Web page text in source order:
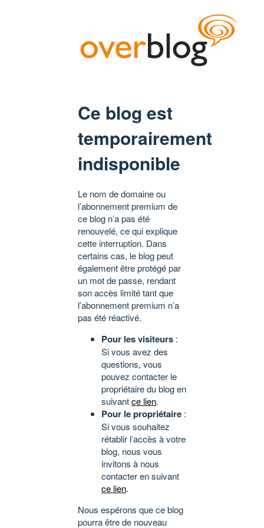
Ce blog est
temporairement
indisponible
Le nom de domaine ou
l’abonnement premium de
ce blog n’a pas été
renouvelé, ce qui explique
cette interruption. Dans
certains cas, le blog peut
également être protégé par
un mot de passe, rendant
son accès limité tant que
l’abonnement premium n’a
pas été réactivé.
Pour les visiteurs :
Si vous avez des
questions, vous
pouvez contacter le
propriétaire du blog en
suivantce lien.
Pour le propriétaire :
Si vous souhaitez
rétablir l’accès à votre
blog, nous vous
invitons à nous
contacter en suivant
ce lien.
Nous espérons que ce blog
pourra être de nouveau